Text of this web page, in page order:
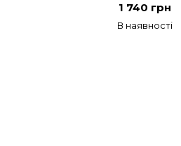
1 740 грн
В наявності